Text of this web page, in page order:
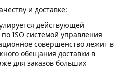
и доставке:
действующей
ISO системой управления
совершенство лежит в
обещания доставки в
для заказов больших